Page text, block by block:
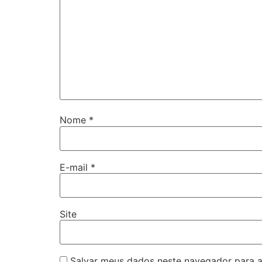
Nome *
E-mail *
Site